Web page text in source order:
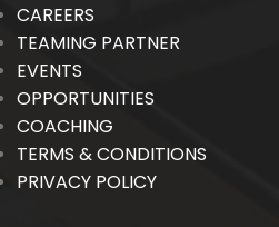
CAREERS
TEAMING PARTNER
EVENTS
OPPORTUNITIES
COACHING
TERMS & CONDITIONS
PRIVACY POLICY